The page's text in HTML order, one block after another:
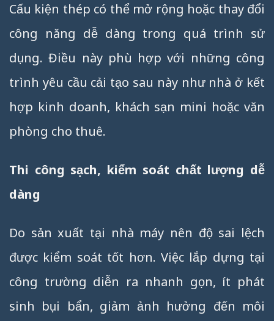
Cấu kiện thép có thể mở rộng hoặc thay đổi
công năng dễ dàng trong quá trình sử
dụng. Điều này phù hợp với những công
trình yêu cầu cải tạo sau này như nhà ở kết
hợp kinh doanh, khách sạn mini hoặc văn
phòng cho thuê.
Thi công sạch, kiểm soát chất lượng dễ
dàng
Do sản xuất tại nhà máy nên độ sai lệch
được kiểm soát tốt hơn. Việc lắp dựng tại
công trường diễn ra nhanh gọn, ít phát
sinh bụi bẩn, giảm ảnh hưởng đến môi